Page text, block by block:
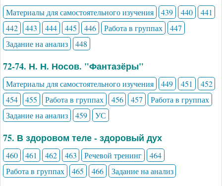
Материалы для самостоятельного изучения 439 440
441
442
443 444 445 446 Работа в группах
447
Задание на анализ
448
72-74. Н. Н. Носов. "Фантазёры"
Материалы для самостоятельного изучения 449 451
452
454
455 Работа в группах 456 457
Работа в группах
Задание на анализ
459 УС
75. В здоровом теле - здоровый дух
460 461 462 463 Речевой тренинг
464
Работа в группах
465 466 Задание на анализ